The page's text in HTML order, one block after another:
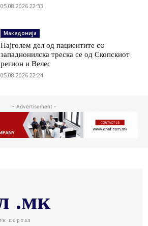
05.08.2026 22:33
Македонија
Најголем дел од пациентите сo
западнонилска треска се од Скопскиот
регион и Велес
05.08.2026 22:24
- Advertisement -
.мк
портал